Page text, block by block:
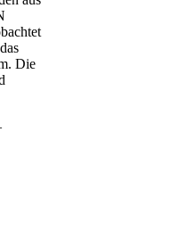
Die